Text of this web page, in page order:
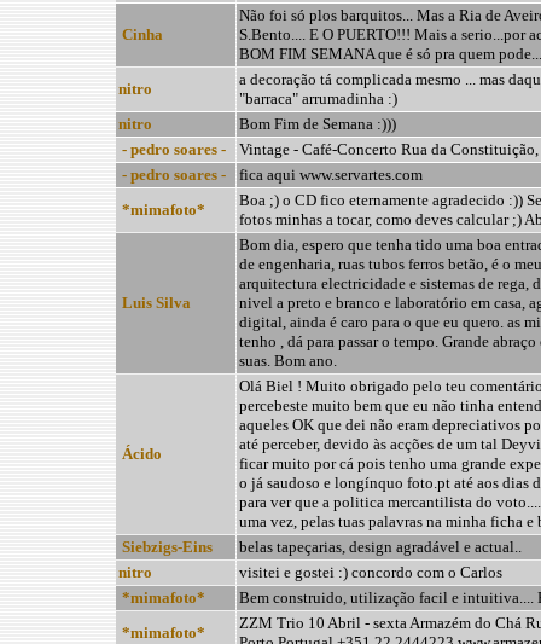
Cinha
Não foi só plos barquitos... Mas a Ria de
S.Bento.... E O PUERTO!!! Mais a serio...por
BOM FIM SEMANA que é só pra quem
nitro
a decoração tá complicada mesmo ... mas
"barraca" arrumadinha :)
nitro
Bom Fim de Semana :)))
- pedro soares -
Vintage - Café-Concerto Rua da
- pedro soares -
fica aqui www.servartes.com
*mimafoto*
Boa ;) o CD fico eternamente agradecido :))
fotos minhas a tocar, como deves calcular ;)
Luis Silva
Bom dia, espero que tenha tido uma boa
de engenharia, ruas tubos ferros betão, é o
arquitectura electricidade e sistemas de rega,
nivel a preto e branco e laboratório em casa,
digital, ainda é caro para o que eu quero. as
tenho , dá para passar o tempo. Grande
suas. Bom ano.
Ácido
Olá Biel ! Muito obrigado pelo teu
percebeste muito bem que eu não tinha
aqueles OK que dei não eram depreciativos
até perceber, devido às acções de um tal
ficar muito por cá pois tenho uma grande
o já saudoso e longínquo foto.pt até aos dias
para ver que a politica mercantilista do
uma vez, pelas tuas palavras na minha ficha e
Siebzigs-Eins
belas tapeçarias, design agradável e actual..
nitro
visitei e gostei :) concordo com o Carlos
*mimafoto*
Bem construido, utilização facil e intuitiva....
*mimafoto*
ZZM Trio 10 Abril - sexta Armazém do Chá